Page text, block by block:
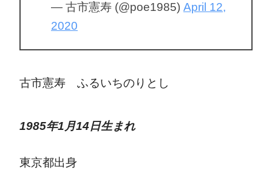
— 古市憲寿 (@poe1985) April 12,
2020
古市憲寿 ふるいちのりとし
1985年1月14日生まれ
東京都出身